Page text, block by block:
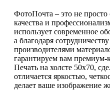
ФотоПочта – это не просто
качества и
использует современное
а благодаря
производителями
гарантируем вам премиум-
Печать на холсте 50х70,
отличается яркостью,
делает ваше изображение